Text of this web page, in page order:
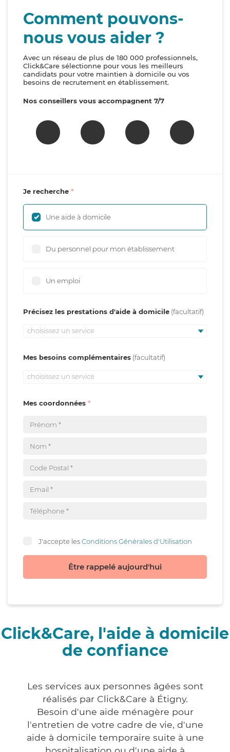
Comment pouvons-
nous vous aider ?
Avec un réseau de plus de 180 000 professionnels,
Click&Care sélectionne pour vous les meilleurs
candidats pour votre maintien à domicile ou vos
besoins de recrutement en établissement.
Nos conseillers vous accompagnent 7/7
Je recherche
Une aide à domicile
Du personnel pour mon établissement
Un emploi
Précisez les prestations d'aide à domicile
choisissez un service
Mes besoins complémentaires
choisissez un service
Mes coordonnées
J'accepte lesConditions Générales d'Utilisation
Être rappelé aujourd'hui
Click&Care, l'aide à domicile
de confiance
Les services aux personnes âgées sont
réalisés par Click&Care à Étigny.
Besoin d'une aide ménagère pour
l'entretien de votre cadre de vie, d'une
aide à domicile temporaire suite à une